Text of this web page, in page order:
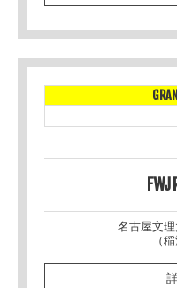
FWJ
名古屋文
（